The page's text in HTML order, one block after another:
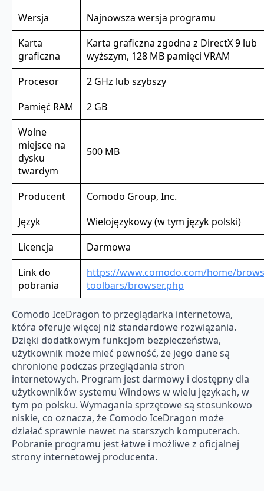
Wersja
Najnowsza wersja programu
Karta
graficzna
Karta graficzna zgodna z DirectX 9 lub
wyższym, 128 MB pamięci VRAM
Procesor
2 GHz lub szybszy
Pamięć RAM
2 GB
Wolne
miejsce na
dysku
twardym
500 MB
Producent
Comodo Group, Inc.
Język
Wielojęzykowy (w tym język polski)
Licencja
Darmowa
Link do
pobrania
https://www.comodo.com/home/
toolbars/browser.php
Comodo IceDragon to przeglądarka internetowa,
która oferuje więcej niż standardowe rozwiązania.
Dzięki dodatkowym funkcjom bezpieczeństwa,
użytkownik może mieć pewność, że jego dane są
chronione podczas przeglądania stron
internetowych. Program jest darmowy i dostępny dla
użytkowników systemu Windows w wielu językach, w
tym po polsku. Wymagania sprzętowe są stosunkowo
niskie, co oznacza, że Comodo IceDragon może
działać sprawnie nawet na starszych komputerach.
Pobranie programu jest łatwe i możliwe z oficjalnej
strony internetowej producenta.